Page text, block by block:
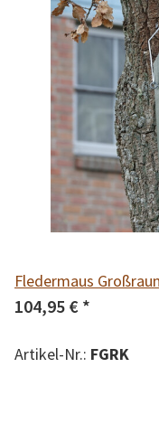
Fledermaus
104,95 € *
Artikel-Nr.: FGRK